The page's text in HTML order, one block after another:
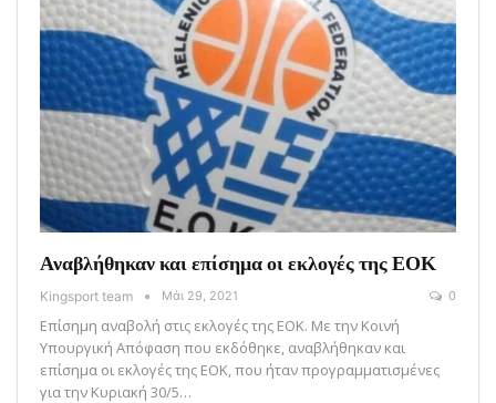
Αναβλήθηκαν και επίσημα οι εκλογές της ΕΟΚ
Kingsport team Μάι 29, 2021 0
Επίσημη αναβολή στις εκλογές της ΕΟΚ. Με την Κοινή
Υπουργική Απόφαση που εκδόθηκε, αναβλήθηκαν και
επίσημα οι εκλογές της ΕΟΚ, που ήταν προγραμματισμένες
για την Κυριακή 30/5…